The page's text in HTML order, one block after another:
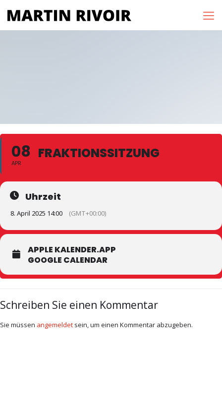
08
APR
FRAKTIONSSITZUNG
Uhrzeit
8. April 2025 14:00 (GMT+00:00)
APPLE KALENDER.APP
GOOGLE CALENDAR
Schreiben Sie einen Kommentar
Sie müssen angemeldet sein, um einen Kommentar abzugeben.